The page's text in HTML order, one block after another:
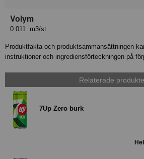
Volym
0.011 m3/st
Produktfakta och produktsammansättningen
instruktioner och ingrediensförteckningen på
Relaterade
7Up Zero burk